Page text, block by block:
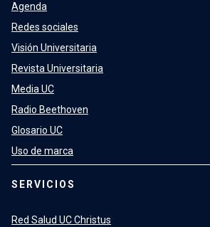
Agenda
Redes sociales
Visión Universitaria
Revista Universitaria
Media UC
Radio Beethoven
Glosario UC
Uso de marca
SERVICIOS
Red Salud UC Christus